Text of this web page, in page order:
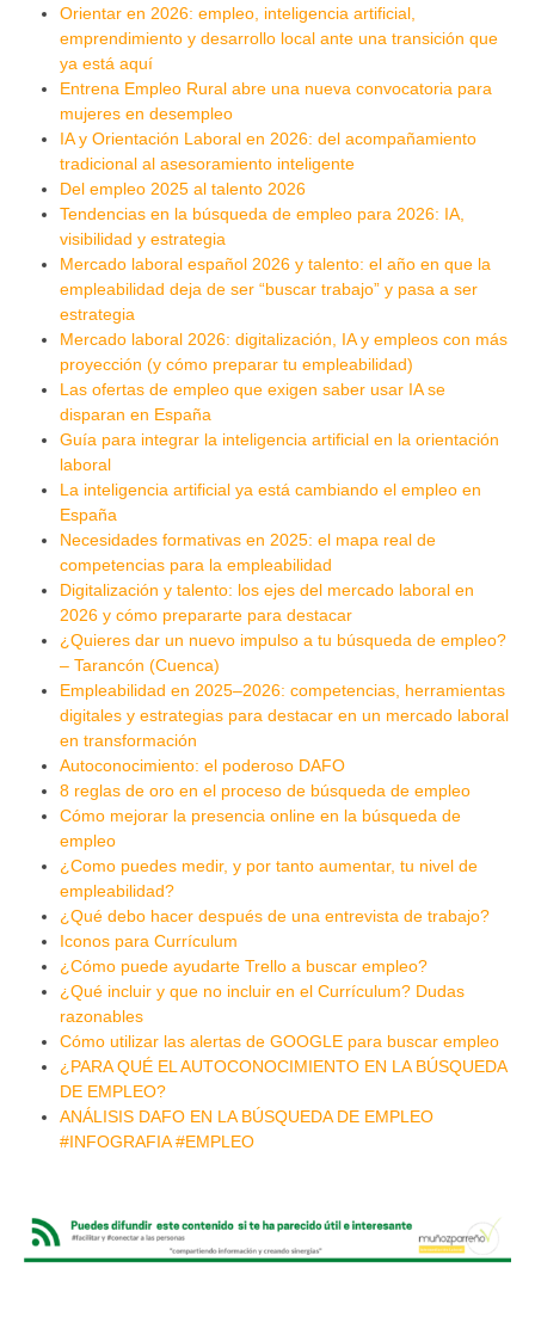
Orientar en 2026: empleo, inteligencia artificial,
emprendimiento y desarrollo local ante una transición que
ya está aquí
Entrena Empleo Rural abre una nueva convocatoria para
mujeres en desempleo
IA y Orientación Laboral en 2026: del acompañamiento
tradicional al asesoramiento inteligente
Del empleo 2025 al talento 2026
Tendencias en la búsqueda de empleo para 2026: IA,
visibilidad y estrategia
Mercado laboral español 2026 y talento: el año en que la
empleabilidad deja de ser “buscar trabajo” y pasa a ser
estrategia
Mercado laboral 2026: digitalización, IA y empleos con más
proyección (y cómo preparar tu empleabilidad)
Las ofertas de empleo que exigen saber usar IA se
disparan en España
Guía para integrar la inteligencia artificial en la orientación
laboral
La inteligencia artificial ya está cambiando el empleo en
España
Necesidades formativas en 2025: el mapa real de
competencias para la empleabilidad
Digitalización y talento: los ejes del mercado laboral en
2026 y cómo prepararte para destacar
¿Quieres dar un nuevo impulso a tu búsqueda de empleo?
– Tarancón (Cuenca)
Empleabilidad en 2025–2026: competencias, herramientas
digitales y estrategias para destacar en un mercado laboral
en transformación
Autoconocimiento: el poderoso DAFO
8 reglas de oro en el proceso de búsqueda de empleo
Cómo mejorar la presencia online en la búsqueda de
empleo
¿Como puedes medir, y por tanto aumentar, tu nivel de
empleabilidad?
¿Qué debo hacer después de una entrevista de trabajo?
Iconos para Currículum
¿Cómo puede ayudarte Trello a buscar empleo?
¿Qué incluir y que no incluir en el Currículum? Dudas
razonables
Cómo utilizar las alertas de GOOGLE para buscar empleo
¿PARA QUÉ EL AUTOCONOCIMIENTO EN LA BÚSQUEDA
DE EMPLEO?
ANÁLISIS DAFO EN LA BÚSQUEDA DE EMPLEO
#INFOGRAFIA #EMPLEO